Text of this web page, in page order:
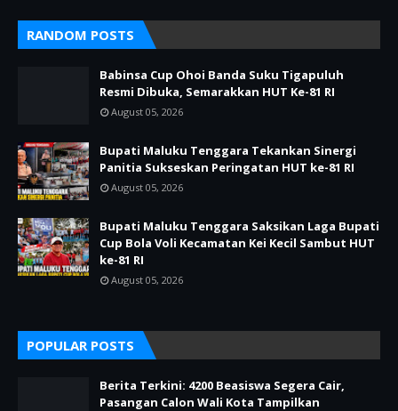
RANDOM POSTS
Babinsa Cup Ohoi Banda Suku Tigapuluh
Resmi Dibuka, Semarakkan HUT Ke-81 RI
August 05, 2026
Bupati Maluku Tenggara Tekankan Sinergi
Panitia Sukseskan Peringatan HUT ke-81 RI
August 05, 2026
Bupati Maluku Tenggara Saksikan Laga Bupati
Cup Bola Voli Kecamatan Kei Kecil Sambut HUT
ke-81 RI
August 05, 2026
POPULAR POSTS
Berita Terkini: 4200 Beasiswa Segera Cair,
Pasangan Calon Wali Kota Tampilkan